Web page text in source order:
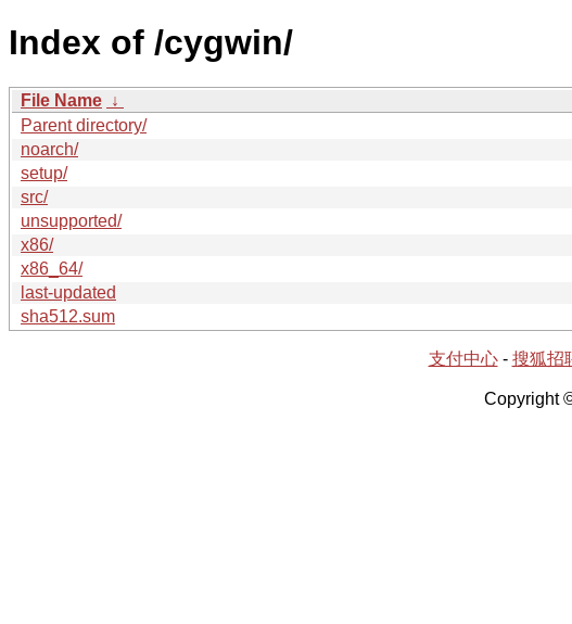
Index of /cygwin/
File Name ↓
Parent directory/
noarch/
setup/
src/
unsupported/
x86/
x86_64/
last-updated
sha512.sum
支付中心- 搜狐招
Copyright